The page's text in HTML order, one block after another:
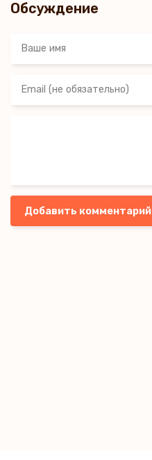
Обсуждение
Добавить комментарий